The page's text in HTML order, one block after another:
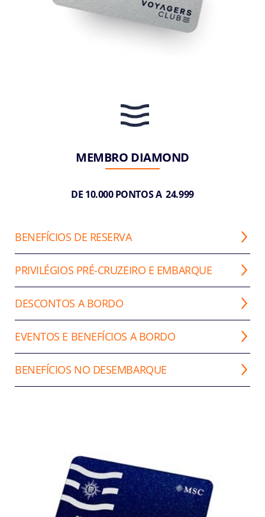
MEMBRO DIAMOND
DE 10.000 PONTOS A 24.999
BENEFÍCIOS DE RESERVA
PRIVILÉGIOS PRÉ-CRUZEIRO E EMBARQUE
DESCONTOS A BORDO
EVENTOS E BENEFÍCIOS A BORDO
BENEFÍCIOS NO DESEMBARQUE